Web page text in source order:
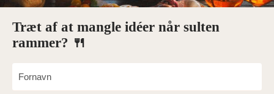
Træt af at mangle idéer når sulten
rammer? 🍴